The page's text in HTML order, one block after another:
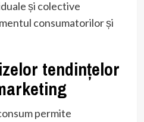
și colective
consumatorilor și
tendințelor
permite